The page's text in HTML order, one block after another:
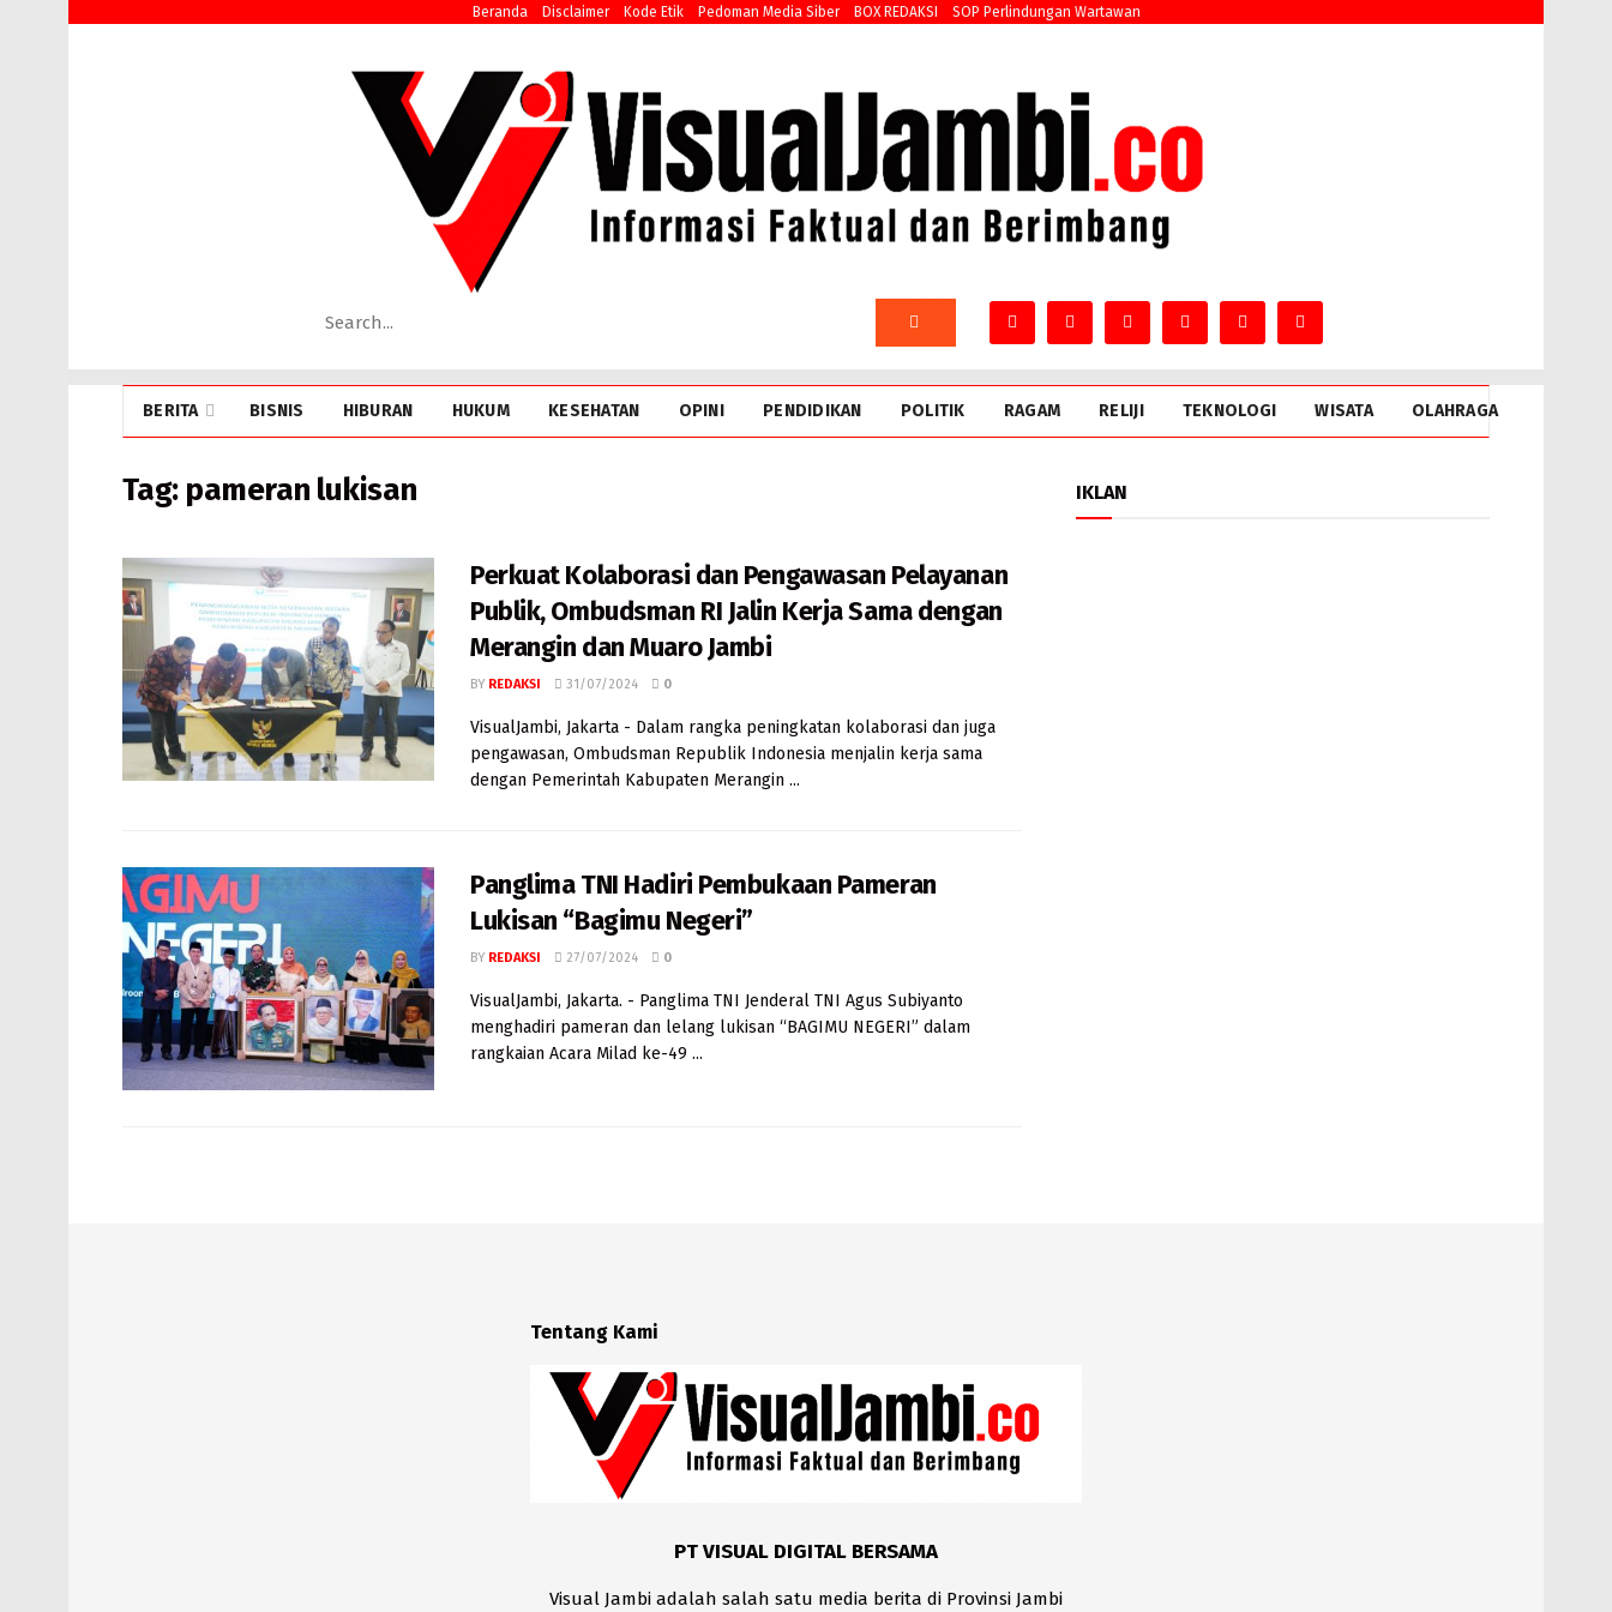
Beranda Disclaimer Kode Etik Pedoman Media Siber BOX REDAKSI SOP Perlindungan Wartawan
BERITA BISNIS HIBURAN HUKUM KESEHATAN OPINI PENDIDIKAN POLITIK RAGAM RELIJI TEKNOLOGI WISATA OLAHRAGA
Tag: pameran lukisan
Perkuat Kolaborasi dan Pengawasan Pelayanan
Publik, Ombudsman RI Jalin Kerja Sama dengan
Merangin dan Muaro Jambi
BY REDAKSI 31/07/2024 0
VisualJambi, Jakarta - Dalam rangka peningkatan kolaborasi dan juga
pengawasan, Ombudsman Republik Indonesia menjalin kerja sama
dengan Pemerintah Kabupaten Merangin ...
Panglima TNI Hadiri Pembukaan Pameran
Lukisan “Bagimu Negeri”
BY REDAKSI 27/07/2024 0
VisualJambi, Jakarta. - Panglima TNI Jenderal TNI Agus Subiyanto
menghadiri pameran dan lelang lukisan “BAGIMU NEGERI” dalam
rangkaian Acara Milad ke-49 ...
IKLAN
Tentang Kami
PT VISUAL DIGITAL BERSAMA
Visual Jambi adalah salah satu media berita di Provinsi Jambi